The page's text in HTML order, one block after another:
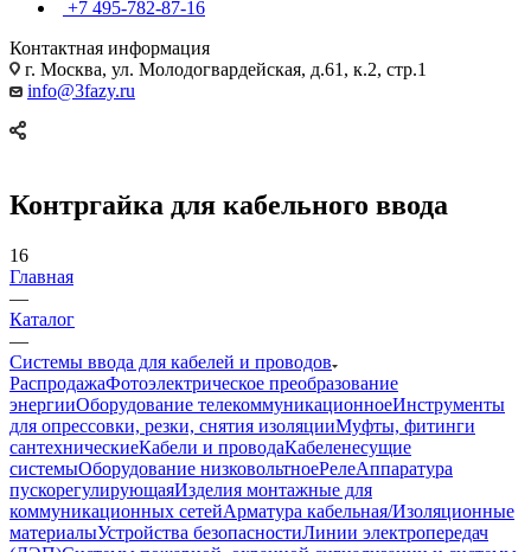
+7 495-782-87-16
Контактная информация
г. Москва, ул. Молодогвардейская, д.61, к.2, стр.1
info@3fazy.ru
Контргайка для кабельного ввода
16
Главная
—
Каталог
—
Системы ввода для кабелей и проводов
РаспродажаФотоэлектрическое преобразование
энергииОборудование телекоммуникационноеИнструменты
для опрессовки, резки, снятия изоляцииМуфты, фитинги
сантехническиеКабели и проводаКабеленесущие
системыОборудование низковольтноеРелеАппаратура
пускорегулирующаяИзделия монтажные для
коммуникационных сетейАрматура кабельная/Изоляционные
материалыУстройства безопасностиЛинии электропередач